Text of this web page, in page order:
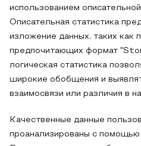
использованием
Описательная статистика
изложение данных, таких как
предпочитающих формат
логическая статистика
широкие обобщения и
взаимосвязи или различия в
Качественные данные
проанализированы с помощью